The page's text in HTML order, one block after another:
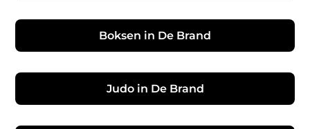
Boksen in De Brand
Judo in De Brand